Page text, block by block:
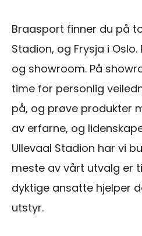
Braasport finner du på
Stadion, og Frysja i
og showroom. På
time for personlig
på, og prøve produkter
av erfarne, og
Ullevaal Stadion har vi
meste av vårt utvalg er
dyktige ansatte hjelper
utstyr.